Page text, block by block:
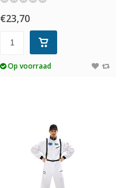
€23,70
Op voorraad